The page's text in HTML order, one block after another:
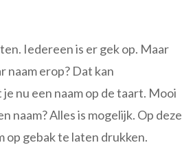
Iedereen is er gek op. Maar
naam erop? Dat kan
nu een naam op de taart. Mooi
Alles is mogelijk. Op deze
op gebak te laten drukken.